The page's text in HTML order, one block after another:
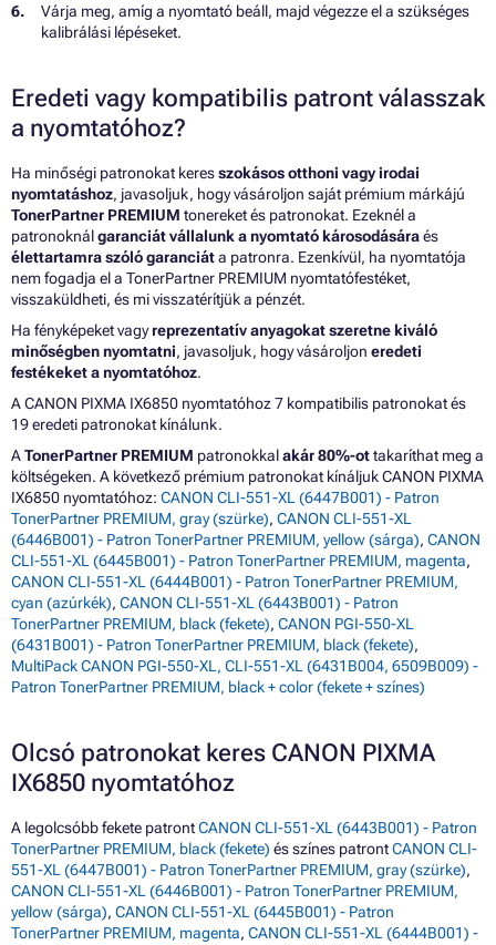
Várja meg, amíg a nyomtató beáll, majd végezze el a szükséges
kalibrálási lépéseket.
Eredeti vagy kompatibilis patront válasszak
a nyomtatóhoz?
Ha minőségi patronokat keresszokásos otthoni vagy irodai
nyomtatáshoz, javasoljuk, hogy vásároljon saját prémium márkájú
TonerPartner PREMIUM tonereket és patronokat. Ezeknél a
patronoknálgaranciát vállalunk a nyomtató károsodásáraés
élettartamra szóló garanciáta patronra. Ezenkívül, ha nyomtatója
nem fogadja el a TonerPartner PREMIUM nyomtatófestéket,
visszaküldheti, és mi visszatérítjük a pénzét.
Ha fényképeket vagyreprezentatív anyagokat szeretne kiváló
minőségben nyomtatni, javasoljuk, hogy vásároljon eredeti
festékeket a nyomtatóhoz.
A CANON PIXMA IX6850 nyomtatóhoz 7 kompatibilis patronokat és
19 eredeti patronokat kínálunk.
ATonerPartner PREMIUM patronokkalakár 80%-ottakaríthat meg a
költségeken. A következő prémium patronokat kínáljuk CANON PIXMA
IX6850 nyomtatóhoz: CANON CLI-551-XL (6447B001) - Patron
TonerPartner PREMIUM, gray (szürke), CANON CLI-551-XL
(6446B001) - Patron TonerPartner PREMIUM, yellow (sárga), CANON
CLI-551-XL (6445B001) - Patron TonerPartner PREMIUM, magenta,
CANON CLI-551-XL (6444B001) - Patron TonerPartner PREMIUM,
cyan (azúrkék), CANON CLI-551-XL (6443B001) - Patron
TonerPartner PREMIUM, black (fekete), CANON PGI-550-XL
(6431B001) - Patron TonerPartner PREMIUM, black (fekete),
MultiPack CANON PGI-550-XL, CLI-551-XL (6431B004, 6509B009) -
Patron TonerPartner PREMIUM, black + color (fekete + színes)
Olcsó patronokat keres CANON PIXMA
IX6850 nyomtatóhoz
A legolcsóbb fekete patrontCANON CLI-551-XL (6443B001) - Patron
TonerPartner PREMIUM, black (fekete) és színes patrontCANON CLI-
551-XL (6447B001) - Patron TonerPartner PREMIUM, gray (szürke),
CANON CLI-551-XL (6446B001) - Patron TonerPartner PREMIUM,
yellow (sárga), CANON CLI-551-XL (6445B001) - Patron
TonerPartner PREMIUM, magenta, CANON CLI-551-XL (6444B001) -